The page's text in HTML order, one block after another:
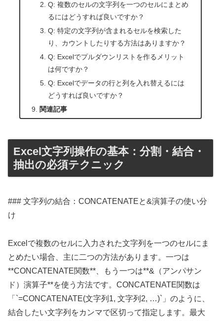
Q: 複数のセルの文字列を一つのセルにまとめ
るにはどうすれば良いですか？
Q: 特定の文字列が含まれるセルを検索した
り、カウントしたりする方法はありますか？
Q: Excelでプルダウンリストを作るメリット
は何ですか？
Q: Excelでデータの行と列を入れ替えるには
どうすれば良いですか？
関連記事
Excel文字列操作の基本：分割・結合・
抽出の必須テクニック
### 文字列の結合：CONCATENATEと&演算子の使い分
け
Excelで複数のセルに入力された文字列を一つのセルにま
とめたい場合、主に二つの方法があります。一つは
**CONCATENATE関数**、もう一つは**&（アンパサン
ド）演算子**を使う方法です。CONCATENATE関数は
「`=CONCATENATE(文字列1, 文字列2, …)`」のように、
結合したい文字列をカンマで区切って指定します。最大